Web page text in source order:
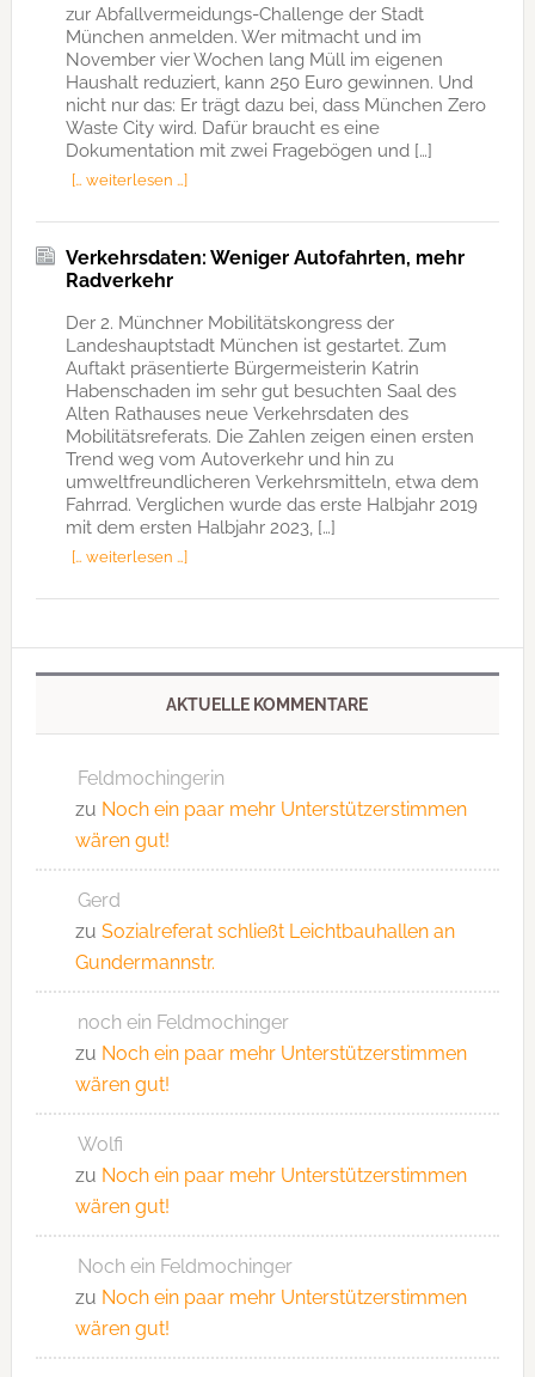
zur Abfallvermeidungs-Challenge der Stadt
München anmelden. Wer mitmacht und im
November vier Wochen lang Müll im eigenen
Haushalt reduziert, kann 250 Euro gewinnen. Und
nicht nur das: Er trägt dazu bei, dass München Zero
Waste City wird. Dafür braucht es eine
Dokumentation mit zwei Fragebögen und […]
[… weiterlesen …]
Verkehrsdaten: Weniger Autofahrten, mehr
Radverkehr
Der 2. Münchner Mobilitätskongress der
Landeshauptstadt München ist gestartet. Zum
Auftakt präsentierte Bürgermeisterin Katrin
Habenschaden im sehr gut besuchten Saal des
Alten Rathauses neue Verkehrsdaten des
Mobilitätsreferats. Die Zahlen zeigen einen ersten
Trend weg vom Autoverkehr und hin zu
umweltfreundlicheren Verkehrsmitteln, etwa dem
Fahrrad. Verglichen wurde das erste Halbjahr 2019
mit dem ersten Halbjahr 2023, […]
[… weiterlesen …]
AKTUELLE KOMMENTARE
Feldmochingerin
zu Noch ein paar mehr Unterstützerstimmen
wären gut!
Gerd
zu Sozialreferat schließt Leichtbauhallen an
Gundermannstr.
noch ein Feldmochinger
zu Noch ein paar mehr Unterstützerstimmen
wären gut!
Wolfi
zu Noch ein paar mehr Unterstützerstimmen
wären gut!
Noch ein Feldmochinger
zu Noch ein paar mehr Unterstützerstimmen
wären gut!